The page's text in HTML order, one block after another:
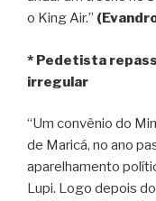
o King Air.”
* Pedetista
irregular
“Um convênio do
de Maricá, no ano
aparelhamento
Lupi. Logo depois